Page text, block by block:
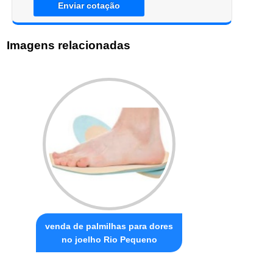
Enviar cotação
Imagens relacionadas
venda de palmilhas para dores
no joelho Rio Pequeno